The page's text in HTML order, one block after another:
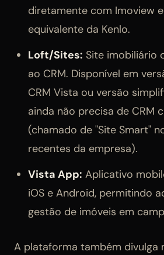
diretamente com Imoview
equivalente da Kenlo.
Loft/Sites: Site imobiliário
ao CRM. Disponível em
CRM Vista ou versão
ainda não precisa de CRM
(chamado de "Site Smart"
recentes da empresa).
Vista App: Aplicativo
iOS e Android, permitindo
gestão de imóveis em
A plataforma também divulga